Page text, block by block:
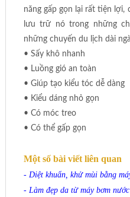
năng gấp gọn lại rất tiện
lưu trữ nó trong những
những chuyến du lịch dài
• Sấy khô nhanh
• Luồng gió an toàn
• Giúp tạo kiểu tóc dễ dàng
• Kiểu dáng nhỏ gọn
• Có móc treo
• Có thể gấp gọn
Một số bài viết liên quan
- Diệt khuẩn, khử mùi bằng
- Làm đẹp da từ máy bơm